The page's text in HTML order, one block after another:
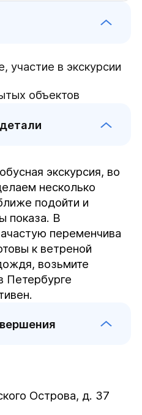
участие в экскурсии
объектов
экскурсия, во
несколько
подойти и
показа. В
переменчива
к ветреной
возьмите
Петербурге
Острова, д. 37